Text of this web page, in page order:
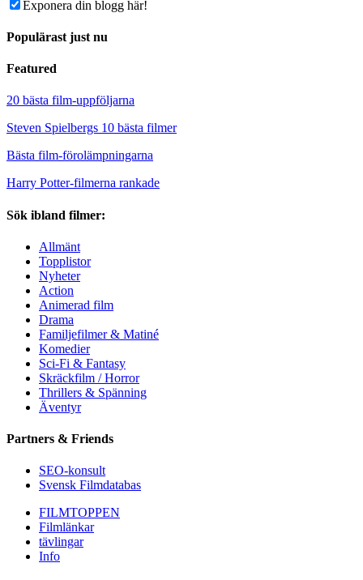
Exponera din blogg här!
Populärast just nu
Featured
20 bästa film-uppföljarna
Steven Spielbergs 10 bästa filmer
Bästa film-förolämpningarna
Harry Potter-filmerna rankade
Sök ibland filmer:
Allmänt
Topplistor
Nyheter
Action
Animerad film
Drama
Familjefilmer & Matiné
Komedier
Sci-Fi & Fantasy
Skräckfilm / Horror
Thrillers & Spänning
Äventyr
Partners & Friends
SEO-konsult
Svensk Filmdatabas
FILMTOPPEN
Filmlänkar
tävlingar
Info